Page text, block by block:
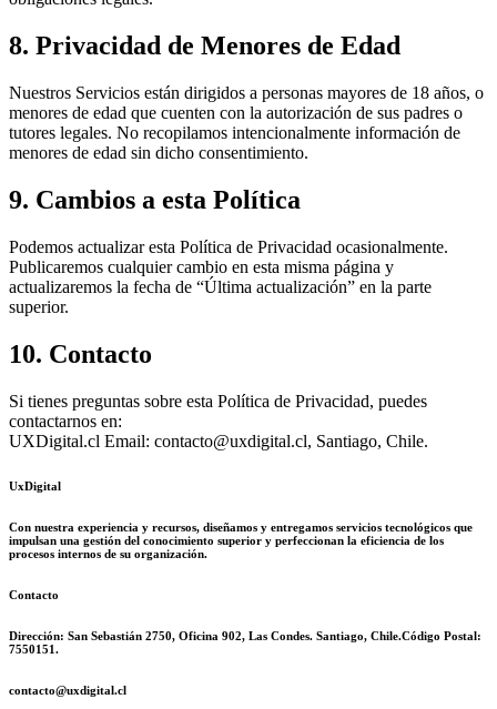
8. Privacidad de Menores de Edad
Nuestros Servicios están dirigidos a personas mayores de 18 años, o
menores de edad que cuenten con la autorización de sus padres o
tutores legales. No recopilamos intencionalmente información de
menores de edad sin dicho consentimiento.
9. Cambios a esta Política
Podemos actualizar esta Política de Privacidad ocasionalmente.
Publicaremos cualquier cambio en esta misma página y
actualizaremos la fecha de “Última actualización” en la parte
superior.
10. Contacto
Si tienes preguntas sobre esta Política de Privacidad, puedes
contactarnos en:
UXDigital.cl Email: contacto@uxdigital.cl, Santiago, Chile.
UxDigital
Con nuestra experiencia y recursos, diseñamos y entregamos servicios tecnológicos que
impulsan una gestión del conocimiento superior y perfeccionan la eficiencia de los
procesos internos de su organización.
Contacto
Dirección: San Sebastián 2750, Oficina 902, Las Condes. Santiago, Chile.Código Postal:
7550151.
contacto@uxdigital.cl